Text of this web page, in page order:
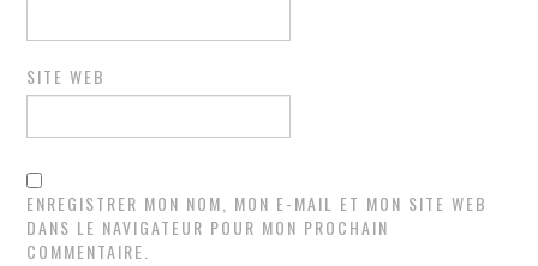
SITE WEB
ENREGISTRER MON NOM, MON E-MAIL ET MON SITE WEB
DANS LE NAVIGATEUR POUR MON PROCHAIN
COMMENTAIRE.